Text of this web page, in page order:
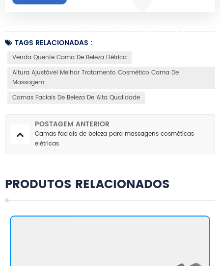
TAGS RELACIONADAS :
Venda Quente Cama De Beleza Elétrica
Altura Ajustável Melhor Tratamento Cosmético Cama De
Massagem
Camas Faciais De Beleza De Alta Qualidade
POSTAGEM ANTERIOR
Camas faciais de beleza para massagens cosméticas
elétricas
PRODUTOS RELACIONADOS